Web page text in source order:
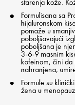
starenja kože.
Formulisana sa
hijaluronskom
pomaže u
poboljšavajući
poboljšana je
3-6-9 masnim
kofeinom, čini
nahranjena,
Formule su
žena u